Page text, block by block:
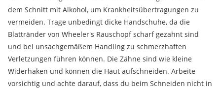
dem Schnitt mit Alkohol, um Krankheitsübertragungen zu
vermeiden. Trage unbedingt dicke Handschuhe, da die
Blattränder von Wheeler's Rauschopf scharf gezahnt sind
und bei unsachgemäßem Handling zu schmerzhaften
Verletzungen führen können. Die Zähne sind wie kleine
Widerhaken und können die Haut aufschneiden. Arbeite
vorsichtig und achte darauf, dass du beim Schneiden nicht in